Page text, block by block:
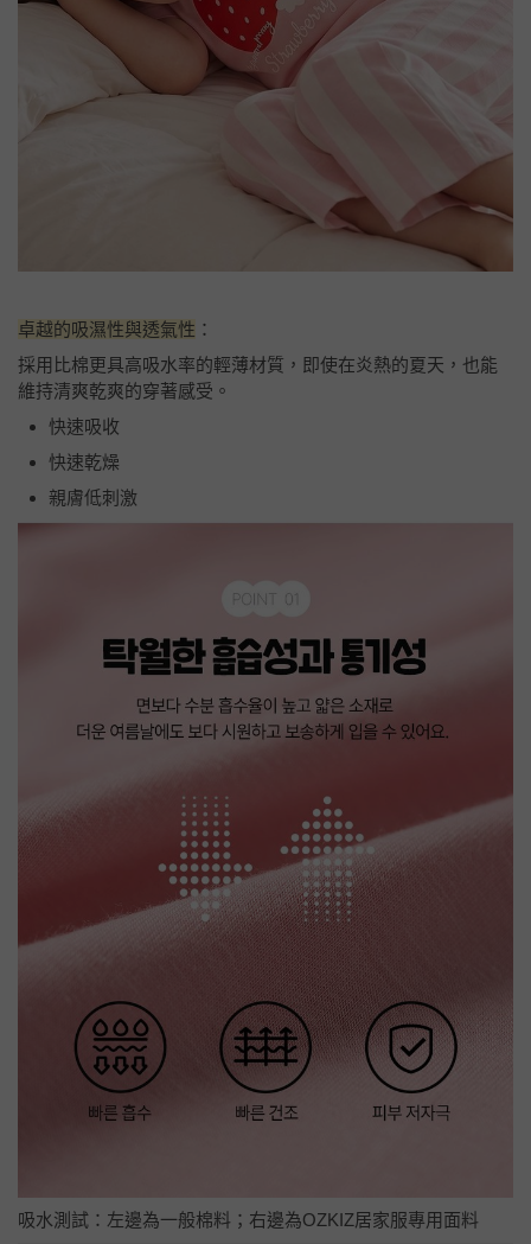
卓越的吸濕性與透氣性 ：
採用比棉更具高吸水率的輕薄材質，即使在炎熱的夏天，也能
維持清爽乾爽的穿著感受。
快速吸收
快速乾燥
親膚低刺激
吸水測試：左邊為一般棉料；右邊為OZKIZ居家服專用面料